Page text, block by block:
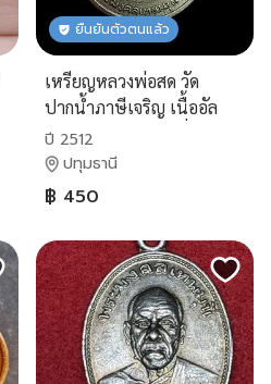
ยืนยันตัวตนแล้ว
เหรียญหลวงพ่อสด วัด
ปากน้ำภาษีเจริญ เนื้ออัล
ปาก้า สร้างปี2512 ที่ระลึก
งานปิดทองรูปหล่อหลวงพ่อ
ปี 2512
ปทุมธานี
฿ 450